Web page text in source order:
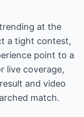
at the
a tight contest,
point to a
live coverage,
and video
match.